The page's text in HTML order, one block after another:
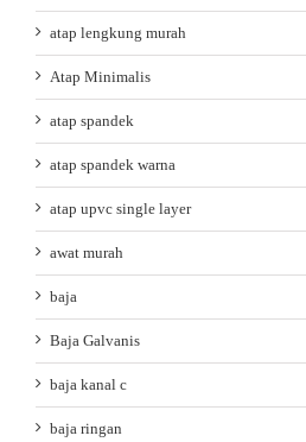
atap lengkung murah
Atap Minimalis
atap spandek
atap spandek warna
atap upvc single layer
awat murah
baja
Baja Galvanis
baja kanal c
baja ringan